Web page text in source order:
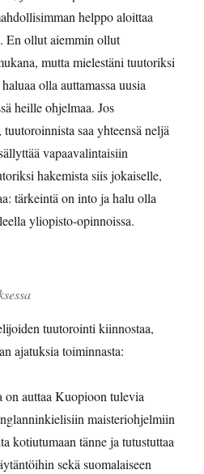
helppo aloittaa
En ollut aiemmin ollut
mutta mielestäni tuutoriksi
olla auttamassa uusia
heille ohjelmaa. Jos
saa yhteensä neljä
vapaavalintaisiin
hakemista siis jokaiselle,
tärkeintä on into ja halu olla
yliopisto-opinnoissa.
tuutorointi kiinnostaa,
ajatuksia toiminnasta:
on auttaa Kuopioon tulevia
maisteriohjelmiin
kotiutumaan tänne ja tutustuttaa
sekä suomalaiseen